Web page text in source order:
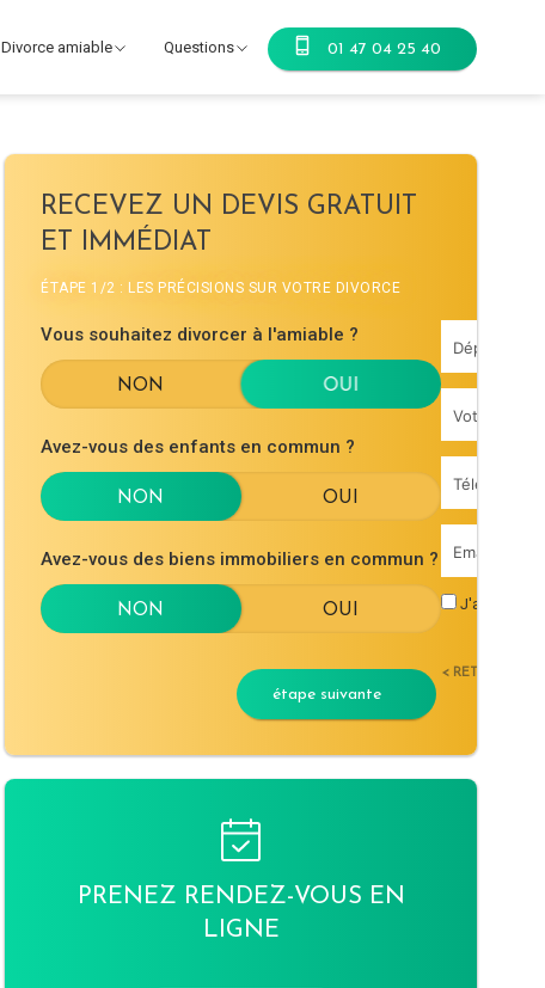
Divorce amiable Questions 01 47 04 25 40
RECEVEZ UN DEVIS GRATUIT
ET IMMÉDIAT
ÉTAPE 1/2 : LES PRÉCISIONS SUR VOTRE DIVORCE
Vous souhaitez divorcer à l'amiable ?
Avez-vous des enfants en commun ?
Avez-vous des biens immobiliers en commun ?
étape suivante
J'accepte
< RETOUR
PRENEZ RENDEZ-VOUS EN
LIGNE